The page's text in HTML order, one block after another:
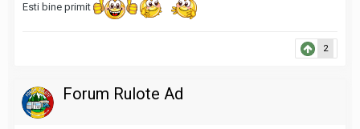
Esti bine primit
2
Forum Rulote Ad